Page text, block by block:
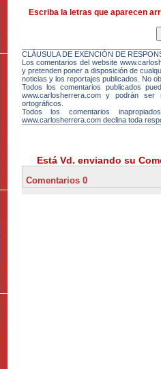
Escriba la letras que aparecen
CLÁUSULA DE EXENCIÓN DE
Los comentarios del website
y pretenden poner a disposición de
noticias y los reportajes publicados. No
Todos los comentarios publicados
www.carlosherrera.com y podrán
ortográficos.
Todos los comentarios
www.carlosherrera.com declina toda
Está Vd. enviando su
Comentarios 0